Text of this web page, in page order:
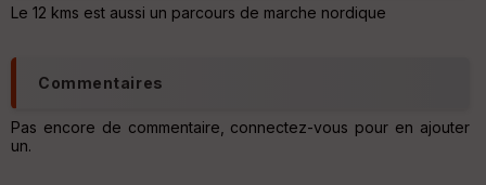
int
Le 12 kms est aussi un parcours de marche nordique
Commentaires
Pas encore de commentaire, connectez-vous pour en ajouter
un.